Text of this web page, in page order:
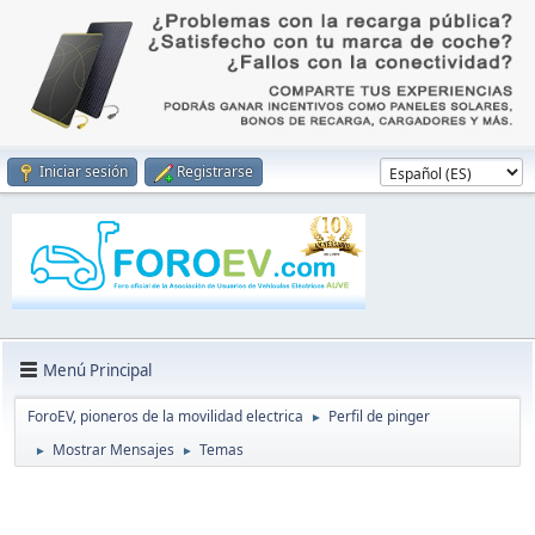
Iniciar sesión Registrarse
Menú Principal
ForoEV, pioneros de la movilidad electrica ► Perfil de pinger
► Mostrar Mensajes ► Temas